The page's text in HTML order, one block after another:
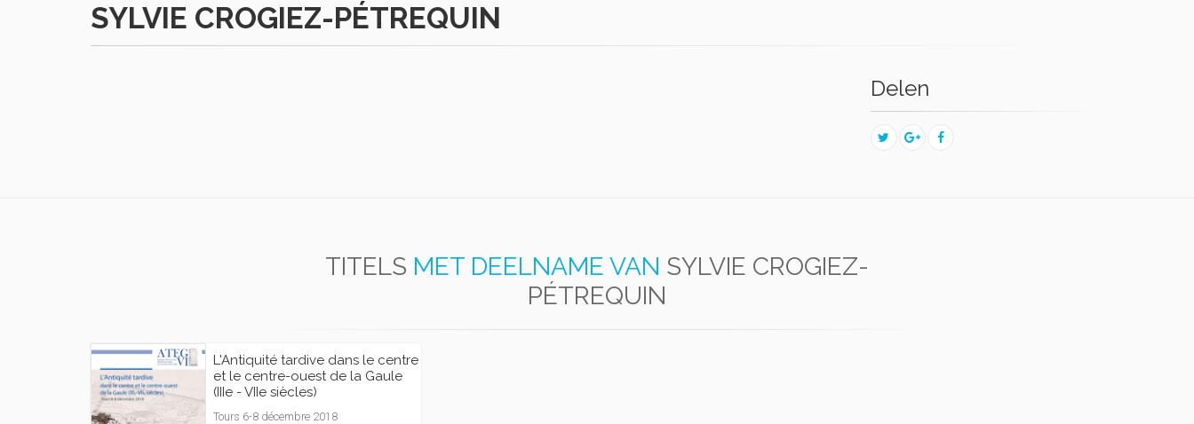
SYLVIE CROGIEZ-PÉTREQUIN
Delen
TITELS MET DEELNAME VAN SYLVIE CROGIEZ-
PÉTREQUIN
L'Antiquité tardive dans le centre
et le centre-ouest de la Gaule
(IIIe - VIIe siècles)
Tours 6-8 décembre 2018